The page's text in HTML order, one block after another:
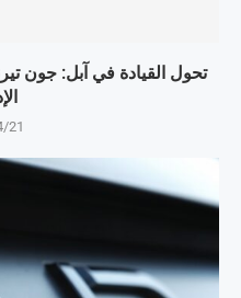
تحول القيادة في آبل: جون
21